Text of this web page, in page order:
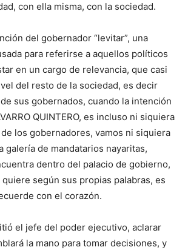
con ella misma, con la sociedad.
del gobernador “levitar”, una
para referirse a aquellos políticos
en un cargo de relevancia, que casi
del resto de la sociedad, es decir
sus gobernados, cuando la intención
QUINTERO, es incluso ni siquiera
los gobernadores, vamos ni siquiera
galería de mandatarios nayaritas,
dentro del palacio de gobierno,
quiere según sus propias palabras, es
con el corazón.
el jefe del poder ejecutivo, aclarar
la mano para tomar decisiones, y